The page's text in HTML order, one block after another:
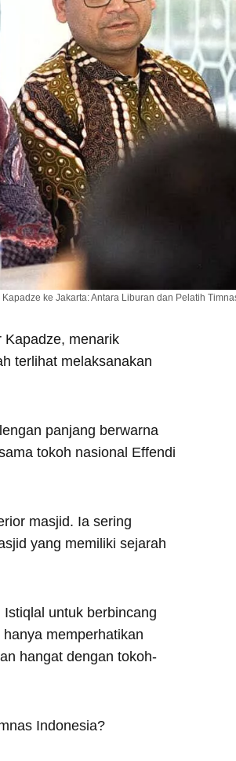
ke Jakarta: Antara Liburan dan Pelatih
Kapadze, menarik
terlihat melaksanakan
panjang berwarna
tokoh nasional Effendi
masjid. Ia sering
yang memiliki sejarah
untuk berbincang
memperhatikan
hangat dengan tokoh-
Indonesia?